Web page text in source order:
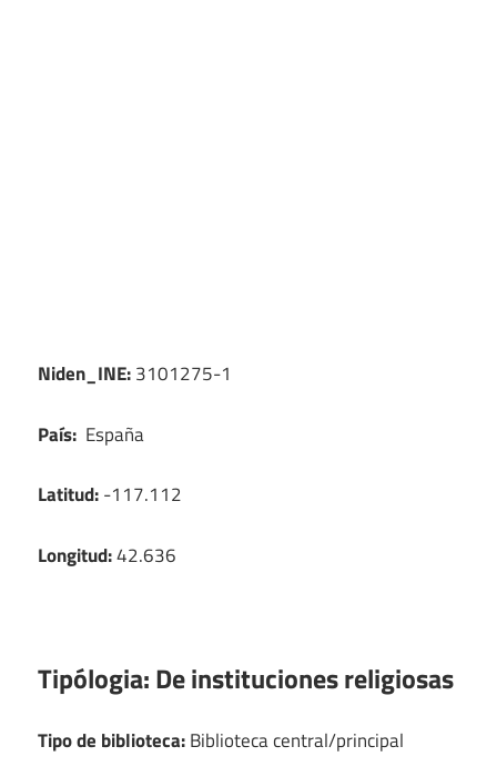
Niden_INE:3101275-1
País: España
Latitud:-117.112
Longitud:42.636
Tipólogia:De instituciones religiosas
Tipo de biblioteca:Biblioteca central/principal